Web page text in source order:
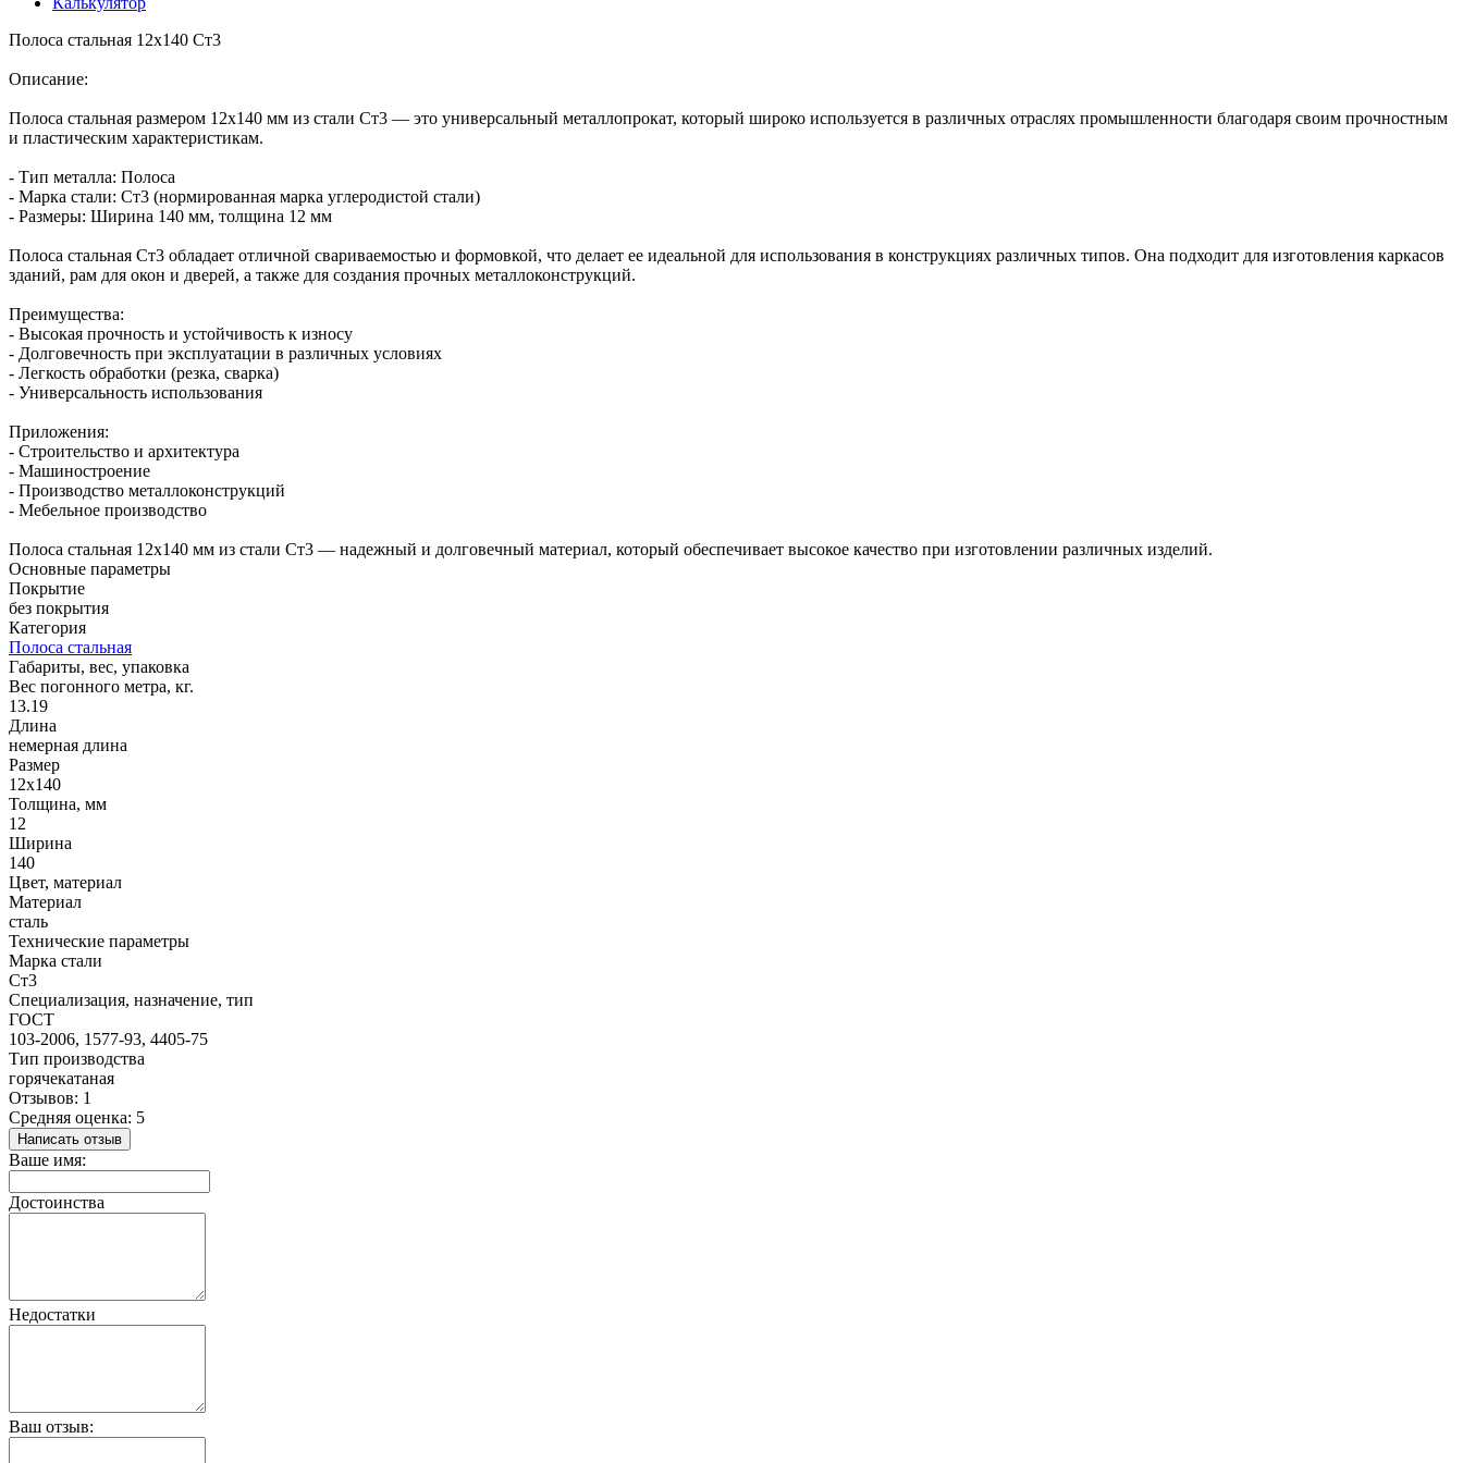
Полоса стальная 12х140 Ст3
Описание:
Полоса стальная размером 12x140 мм из стали Ст3 — это универсальный металлопрокат, который широко используется в различных отраслях промышленности благодаря своим прочностным
и пластическим характеристикам.
- Тип металла: Полоса
- Марка стали: Ст3 (нормированная марка углеродистой стали)
- Размеры: Ширина 140 мм, толщина 12 мм
Полоса стальная Ст3 обладает отличной свариваемостью и формовкой, что делает ее идеальной для использования в конструкциях различных типов. Она подходит для изготовления каркасов
зданий, рам для окон и дверей, а также для создания прочных металлоконструкций.
Преимущества:
- Высокая прочность и устойчивость к износу
- Долговечность при эксплуатации в различных условиях
- Легкость обработки (резка, сварка)
- Универсальность использования
Приложения:
- Строительство и архитектура
- Машиностроение
- Производство металлоконструкций
- Мебельное производство
Полоса стальная 12x140 мм из стали Ст3 — надежный и долговечный материал, который обеспечивает высокое качество при изготовлении различных изделий.
Основные параметры
Покрытие
без покрытия
Категория
Полоса стальная
Габариты, вес, упаковка
Вес погонного метра, кг.
13.19
Длина
немерная длина
Размер
12х140
Толщина, мм
12
Ширина
140
Цвет, материал
Материал
сталь
Технические параметры
Марка стали
Ст3
Специализация, назначение, тип
ГОСТ
103-2006, 1577-93, 4405-75
Тип производства
горячекатаная
Отзывов: 1
Средняя оценка: 5
Написать отзыв
Ваше имя:
Достоинства
Недостатки
Ваш отзыв: